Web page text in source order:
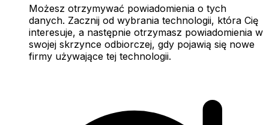
Możesz otrzymywać powiadomienia o tych
danych. Zacznij od wybrania technologii, która Cię
interesuje, a następnie otrzymasz powiadomienia w
swojej skrzynce odbiorczej, gdy pojawią się nowe
firmy używające tej technologii.